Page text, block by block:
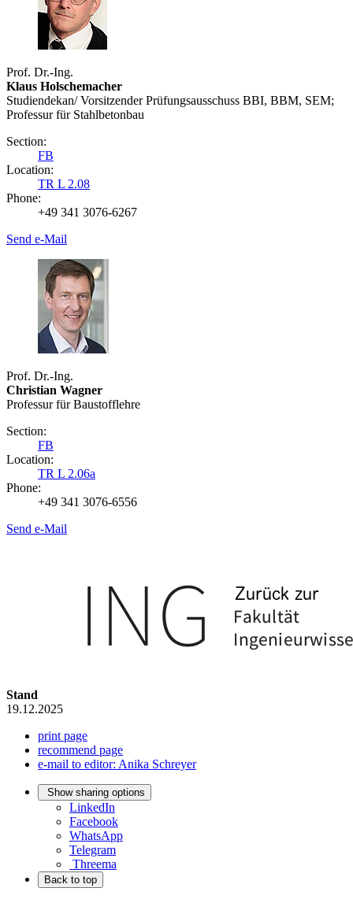
Prof. Dr.-Ing.
Klaus Holschemacher
Studiendekan/ Vorsitzender Prüfungsausschuss BBI, BBM, SEM;
Professur für Stahlbetonbau
Section:
FB
Location:
TR L 2.08
Phone:
+49 341 3076-6267
Send e-Mail
Prof. Dr.-Ing.
Christian Wagner
Professur für Baustofflehre
Section:
FB
Location:
TR L 2.06a
Phone:
+49 341 3076-6556
Send e-Mail
Stand
19.12.2025
print page
recommend page
e-mail to editor: Anika Schreyer
Show sharing options
LinkedIn
Facebook
WhatsApp
Telegram
Threema
Back to top